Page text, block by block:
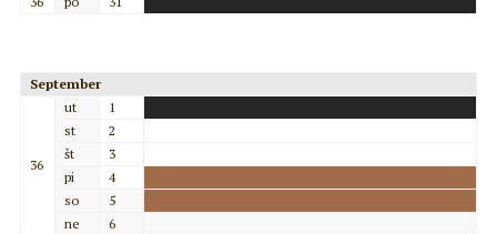
September
36
ut
1
st
2
št
3
pi
4
so
5
ne
6